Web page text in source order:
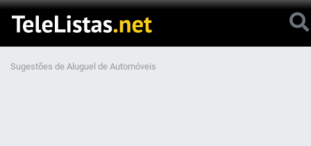
Sugestões de Aluguel de Automóveis